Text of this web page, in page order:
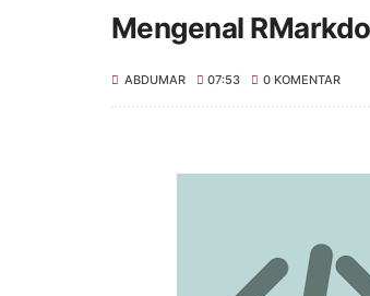
Mengenal
ABDUMAR 07:53 0 KOMENTAR